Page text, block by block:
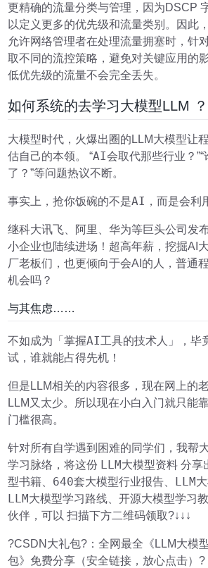
更精确的流量分类与管理，因为DSCP
以定义更多的优先级和流量类别。因此
允许网络管理者在处理流量拥塞时，针
取不同的流控策略，避免对关键应用的
低优先级的流量不会完全丢失。
如何系统的去学习大模型LLM ？
大模型时代，火爆出圈的LLM大模型让
估自己的本领。 “AI会取代那些行业 ？”“
了？”等问题热议不断。
事实上，抢你饭碗的不是AI，而是会利
继科大讯飞、阿里、华为等巨头公司发
小企业也陆续进场！超高年薪，挖掘AI
厂老板们，也更倾向于会AI的人，普通
机会吗？
与其焦虑……
不如成为「掌握AI工具的技术人 」，毕
试，谁就能占得先机！
但是LLM相关的内容很多，现在网上的
LLM又太少。所以现在小白入门就只能
门槛很高。
针对所有自学遇到困难的同学们，我帮
学习脉络，将这份 LLM大模型资料 分享
型书籍、640套大模型行业报告、LLM大
LLM大模型学习路线、开源大模型学习
伙伴，可以 扫描下方二维码领取?↓↓↓
?CSDN大礼包?：全网最全《LLM大模
包》免费分享（安全链接，放心点击）?